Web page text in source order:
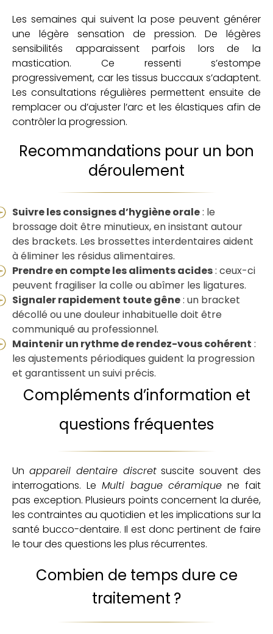
Les semaines qui suivent la pose peuvent générer
une légère sensation de pression. De légères
sensibilités apparaissent parfois lors de la
mastication. Ce ressenti s’estompe
progressivement, car les tissus buccaux s’adaptent.
Les consultations régulières permettent ensuite de
remplacer ou d’ajuster l’arc et les élastiques afin de
contrôler la progression.
Recommandations pour un bon
déroulement
Suivre les consignes d’hygiène orale: le
brossage doit être minutieux, en insistant autour
des brackets. Les brossettes interdentaires aident
à éliminer les résidus alimentaires.
Prendre en compte les aliments acides: ceux-ci
peuvent fragiliser la colle ou abîmer les ligatures.
Signaler rapidement toute gêne: un bracket
décollé ou une douleur inhabituelle doit être
communiqué au professionnel.
Maintenir un rythme de rendez-vous cohérent :
les ajustements périodiques guident la progression
et garantissent un suivi précis.
Compléments d’information et
questions fréquentes
Un appareil dentaire discretsuscite souvent des
interrogations. Le Multi bague céramique ne fait
pas exception. Plusieurs points concernent la durée,
les contraintes au quotidien et les implications sur la
santé bucco-dentaire. Il est donc pertinent de faire
le tour des questions les plus récurrentes.
Combien de temps dure ce
traitement ?